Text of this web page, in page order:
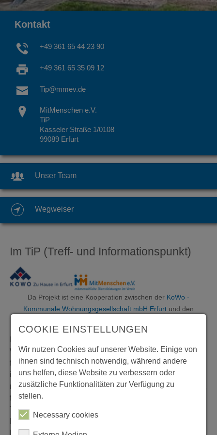
Kontakt
+49 361 65 44 23 90
+49 361 65 35 09 12
Tip@mmev.de
MitMenschen e.V.
TiP
Kasseler Straße 1/0108
99089 Erfurt
Unser Team
Wegweiser
Im TiP (Treff- und Informationspunkt)
Da Projekt ist eine Kooperation zwischen der KoWo -
Kommunale Wohnungsgesellschaft mbH Erfurt und den
Wohnungsgesellschaft werden verschiedenste Angebote
für alle Generationen organisiert. Der Mittagstisch klingt
in gemütlicher Runde mit einem Kaffeeklatsch aus. Nicht
nur Erwachsene treffen sich im TiP zur Freizeitgestaltung,
für Kinder werden regelmäßig Angebote gestaltet und die
Tür steht immer offen. Aber auch Unterstützung in allen
Lebenslagen bekommen die Menschen im Rieth im
Rahmen der Beratungszeiten hier geboten.
COOKIE EINSTELLUNGEN
Wir nutzen Cookies auf unserer Website. Einige von
ihnen sind technisch notwendig, während andere
uns helfen, diese Website zu verbessern oder
zusätzliche Funktionalitäten zur Verfügung zu
stellen.
Necessary cookies